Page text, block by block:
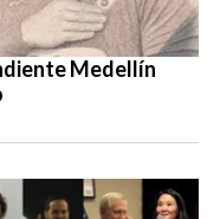
Medellín